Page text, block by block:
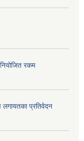
रकम
लगायतका प्रतिवेदन